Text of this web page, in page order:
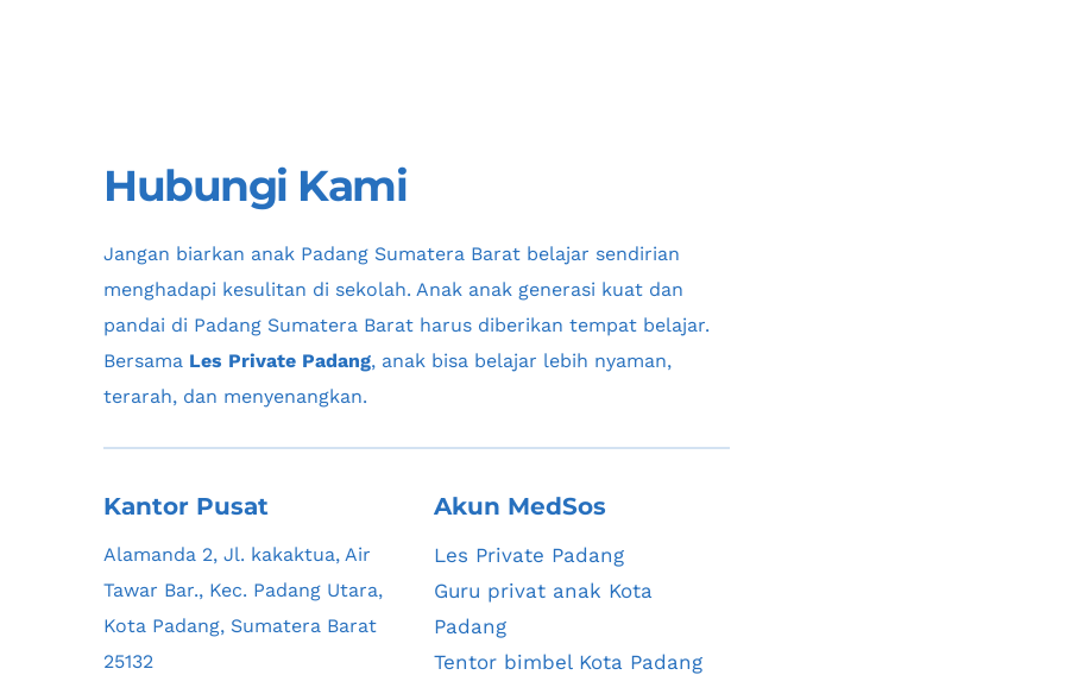
Hubungi Kami
Jangan biarkan anak Padang Sumatera Barat belajar sendirian
menghadapi kesulitan di sekolah. Anak anak generasi kuat dan
pandai di Padang Sumatera Barat harus diberikan tempat belajar.
Bersama Les Private Padang, anak bisa belajar lebih nyaman,
terarah, dan menyenangkan.
Kantor Pusat
Alamanda 2, Jl. kakaktua, Air
Tawar Bar., Kec. Padang Utara,
Kota Padang, Sumatera Barat
25132
Akun MedSos
Les Private Padang
Guru privat anak Kota
Padang
Tentor bimbel Kota Padang